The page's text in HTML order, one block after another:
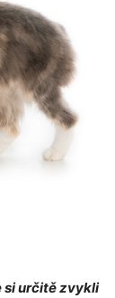
si určitě zvykli